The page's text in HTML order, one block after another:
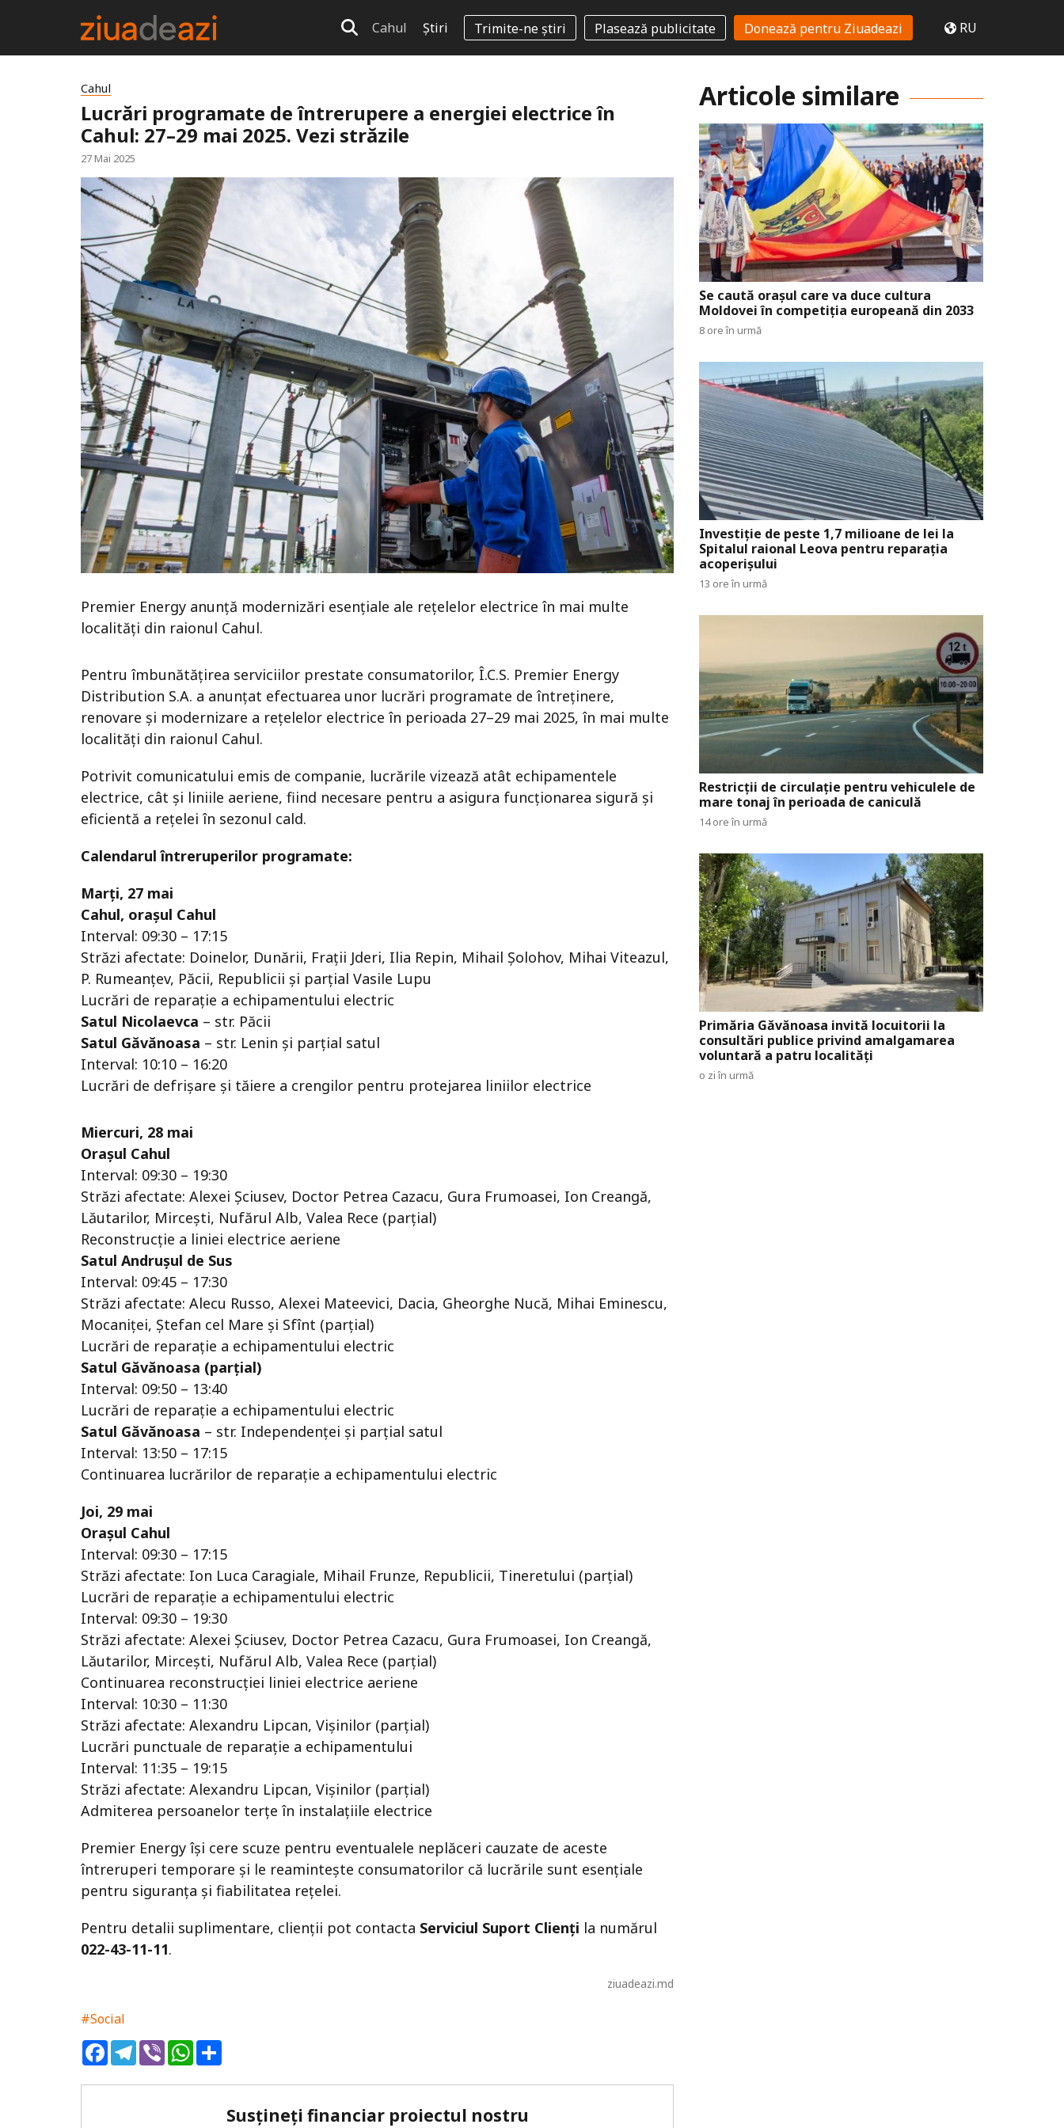
Cahul Știri Trimite-ne știri Plasează publicitate Donează pentru Ziuadeazi RU
Cahul
Lucrări programate de întrerupere a energiei electrice în
Cahul: 27–29 mai 2025. Vezi străzile
27 Mai 2025
Premier Energy anunță modernizări esențiale ale rețelelor electrice în mai multe
localități din raionul Cahul.
Pentru îmbunătățirea serviciilor prestate consumatorilor, Î.C.S. Premier Energy
Distribution S.A. a anunțat efectuarea unor lucrări programate de întreținere,
renovare și modernizare a rețelelor electrice în perioada 27–29 mai 2025, în mai multe
localități din raionul Cahul.
Potrivit comunicatului emis de companie, lucrările vizează atât echipamentele
electrice, cât și liniile aeriene, fiind necesare pentru a asigura funcționarea sigură și
eficientă a rețelei în sezonul cald.
Calendarul întreruperilor programate:
Marți, 27 mai
Cahul, orașul Cahul
Interval: 09:30 – 17:15
Străzi afectate: Doinelor, Dunării, Fraţii Jderi, Ilia Repin, Mihail Şolohov, Mihai Viteazul,
P. Rumeanţev, Păcii, Republicii și parțial Vasile Lupu
Lucrări de reparație a echipamentului electric
Satul Nicolaevca – str. Păcii
Satul Găvănoasa – str. Lenin și parțial satul
Interval: 10:10 – 16:20
Lucrări de defrișare și tăiere a crengilor pentru protejarea liniilor electrice
Miercuri, 28 mai
Orașul Cahul
Interval: 09:30 – 19:30
Străzi afectate: Alexei Şciusev, Doctor Petrea Cazacu, Gura Frumoasei, Ion Creangă,
Lăutarilor, Mirceşti, Nufărul Alb, Valea Rece (parțial)
Reconstrucție a liniei electrice aeriene
Satul Andruşul de Sus
Interval: 09:45 – 17:30
Străzi afectate: Alecu Russo, Alexei Mateevici, Dacia, Gheorghe Nucă, Mihai Eminescu,
Mocaniţei, Ştefan cel Mare şi Sfînt (parțial)
Lucrări de reparație a echipamentului electric
Satul Găvănoasa (parțial)
Interval: 09:50 – 13:40
Lucrări de reparație a echipamentului electric
Satul Găvănoasa – str. Independenţei și parțial satul
Interval: 13:50 – 17:15
Continuarea lucrărilor de reparație a echipamentului electric
Joi, 29 mai
Orașul Cahul
Interval: 09:30 – 17:15
Străzi afectate: Ion Luca Caragiale, Mihail Frunze, Republicii, Tineretului (parțial)
Lucrări de reparație a echipamentului electric
Interval: 09:30 – 19:30
Străzi afectate: Alexei Şciusev, Doctor Petrea Cazacu, Gura Frumoasei, Ion Creangă,
Lăutarilor, Mirceşti, Nufărul Alb, Valea Rece (parțial)
Continuarea reconstrucției liniei electrice aeriene
Interval: 10:30 – 11:30
Străzi afectate: Alexandru Lipcan, Vişinilor (parțial)
Lucrări punctuale de reparație a echipamentului
Interval: 11:35 – 19:15
Străzi afectate: Alexandru Lipcan, Vişinilor (parțial)
Admiterea persoanelor terțe în instalațiile electrice
Premier Energy își cere scuze pentru eventualele neplăceri cauzate de aceste
întreruperi temporare și le reamintește consumatorilor că lucrările sunt esențiale
pentru siguranța și fiabilitatea rețelei.
Pentru detalii suplimentare, clienții pot contacta Serviciul Suport Clienți la numărul
022-43-11-11.
ziuadeazi.md
#Social
FacebookTelegram
ViberWhatsApp
Susțineți financiar proiectul nostru
Articole similare
Se caută orașul care va duce cultura
Moldovei în competiția europeană din 2033
8 ore în urmă
Investiție de peste 1,7 milioane de lei la
Spitalul raional Leova pentru reparația
acoperișului
13 ore în urmă
Restricții de circulație pentru vehiculele de
mare tonaj în perioada de caniculă
14 ore în urmă
Primăria Găvănoasa invită locuitorii la
consultări publice privind amalgamarea
voluntară a patru localități
o zi în urmă